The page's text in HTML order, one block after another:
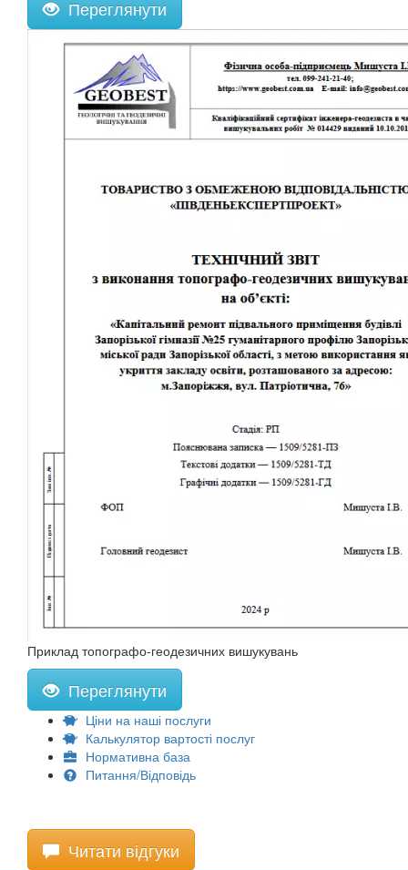
Переглянути
Приклад топографо-геодезичних вишукувань
Переглянути
Ціни на наші послуги
Калькулятор вартості послуг
Нормативна база
Питання/Відповідь
Читати відгуки